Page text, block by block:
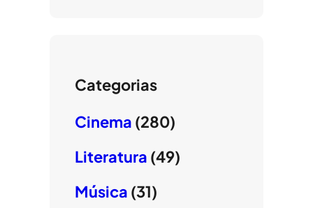
Categorias
Cinema (280)
Literatura (49)
Música (31)